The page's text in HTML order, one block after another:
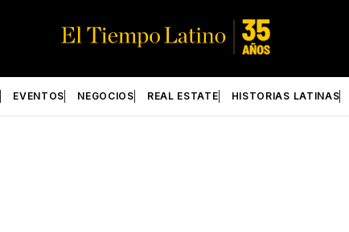
EVENTOS NEGOCIOS REAL ESTATE HISTORIAS LATINAS